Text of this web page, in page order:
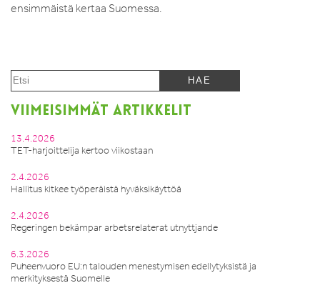
ensimmäistä kertaa Suomessa.
VIIMEISIMMÄT ARTIKKELIT
13.4.2026
TET-harjoittelija kertoo viikostaan
2.4.2026
Hallitus kitkee työperäistä hyväksikäyttöä
2.4.2026
Regeringen bekämpar arbetsrelaterat utnyttjande
6.3.2026
Puheenvuoro EU:n talouden menestymisen edellytyksistä ja
merkityksestä Suomelle